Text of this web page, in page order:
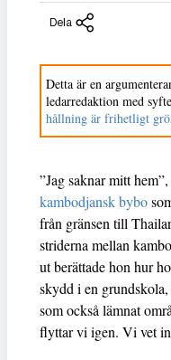
Dela
Detta är en
ledarredaktion med
hållning är frihetligt
”Jag saknar mitt
kambodjansk bybo
från gränsen till
striderna mellan
ut berättade hon hur
skydd i en
som också lämnat
flyttar vi igen. Vi vet